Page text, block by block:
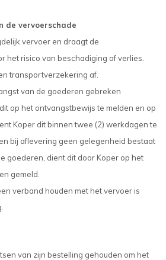
de vervoerschade
vervoer en draagt de
het risico van beschadiging of verlies.
transportverzekering af.
van de goederen gebreken
op het ontvangstbewijs te melden en op
Koper dit binnen twee (2) werkdagen te
bij aflevering geen gelegenheid bestaat
goederen, dient dit door Koper op het
gemeld.
verband houden met het vervoer is
van zijn bestelling gehouden om het